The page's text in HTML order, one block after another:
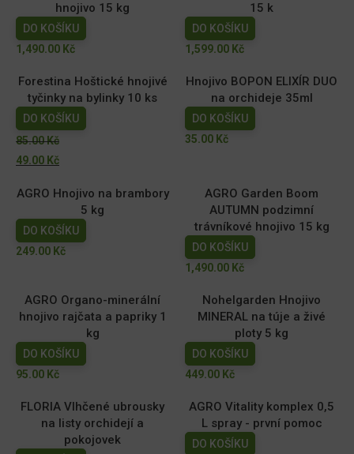
hnojivo 15 kg
DO KOŠÍKU
1,490.00 Kč
15 k
DO KOŠÍKU
1,599.00 Kč
Forestina Hoštické hnojivé
tyčinky na bylinky 10 ks
Původní
cena
byla:
Aktuální
cena
je:
DO KOŠÍKU
85.00Kč
Původní
cena
85.00 Kč.
49.00 Kč
Aktuální
cena
49.00 Kč.
Hnojivo BOPON ELIXÍR DUO
na orchideje 35ml
DO KOŠÍKU
35.00 Kč
AGRO Hnojivo na brambory
5 kg
DO KOŠÍKU
249.00 Kč
AGRO Garden Boom
AUTUMN podzimní
trávníkové hnojivo 15 kg
DO KOŠÍKU
1,490.00 Kč
AGRO Organo-minerální
hnojivo rajčata a papriky 1
kg
DO KOŠÍKU
95.00 Kč
Nohelgarden Hnojivo
MINERAL na túje a živé
ploty 5 kg
DO KOŠÍKU
449.00 Kč
FLORIA Vlhčené ubrousky
na listy orchidejí a
pokojovek
AGRO Vitality komplex 0,5
L spray - první pomoc
DO KOŠÍKU